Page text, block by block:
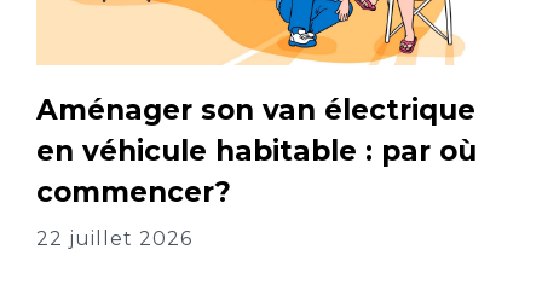
Aménager son van électrique
en véhicule habitable : par où
commencer?
22 juillet 2026